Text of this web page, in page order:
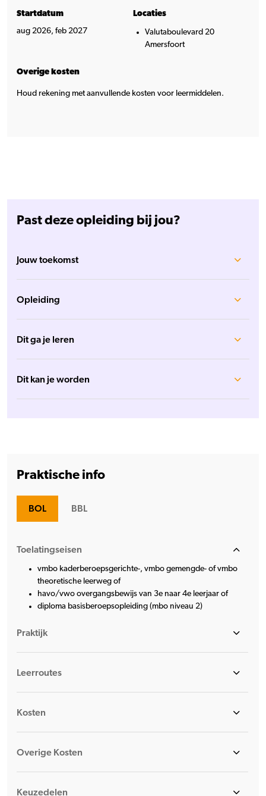
Startdatum
aug 2026, feb 2027
Locaties
Valutaboulevard 20
Amersfoort
Overige kosten
Houd rekening met aanvullende kosten voor leermiddelen.
Past deze opleiding bij jou?
Jouw toekomst
Opleiding
Dit ga je leren
Dit kan je worden
Praktische info
BOL BBL
Toelatingseisen
vmbo kaderberoepsgerichte-, vmbo gemengde- of vmbo
theoretische leerweg of
havo/vwo overgangsbewijs van 3e naar 4e leerjaar of
diploma basisberoepsopleiding (mbo niveau 2)
Praktijk
Leerroutes
Kosten
Overige Kosten
Keuzedelen